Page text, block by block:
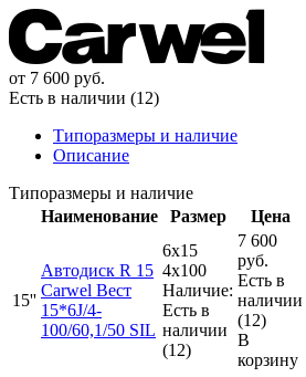
от 7 600 руб.
Есть в наличии (12)
Типоразмеры и наличие
Описание
Типоразмеры и наличие
Наименование
Размер Цена
15''
Автодиск R 15
Carwel Вест
15*6J/4-
100/60,1/50 SIL
6x15
4x100
Наличие:
Есть в
наличии
(12)
7 600
руб.
Есть в
наличии
(12)
В
корзину